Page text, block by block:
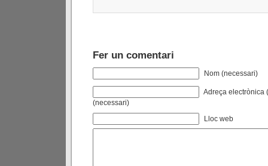
Fer un comentari
Nom (necessari)
Adreça electrònica
(necessari)
Lloc web